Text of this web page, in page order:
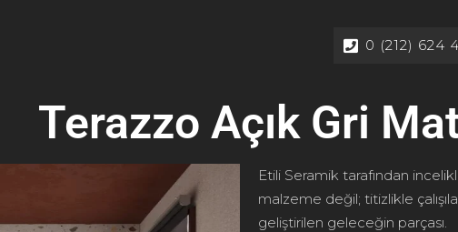
0 (212) 624
Terazzo Açık Gri
Etili Seramik tarafından
malzeme değil; titizlikle
geliştirilen geleceğin parçası.